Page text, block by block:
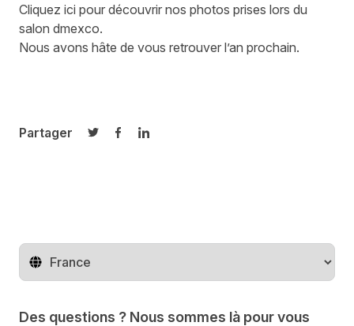
Cliquez ici pour découvrir nos photos prises lors du
salon dmexco.
Nous avons hâte de vous retrouver l’an prochain.
Partager
Partager sur Twitter
Partager sur Facebook
Partager sur LinkedIn
Changer de pays
Des questions ? Nous sommes là pour vous